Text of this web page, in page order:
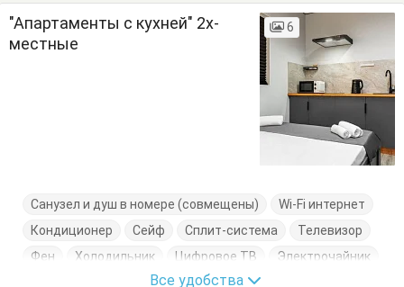
"Апартаменты с кухней" 2х-
местные
6
Санузел и душ в номере (совмещены)
Wi-Fi интернет
Кондиционер
Сейф Сплит-система
Телевизор
Фен
Холодильник Цифровое ТВ
Электрочайник
Диван
Комод
Все удобства